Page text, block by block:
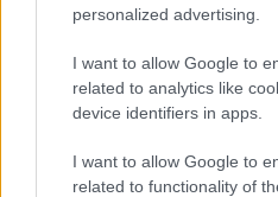
personalized advertising.
I want to allow Google to
related to analytics like
device identifiers in apps.
I want to allow Google to
related to functionality of